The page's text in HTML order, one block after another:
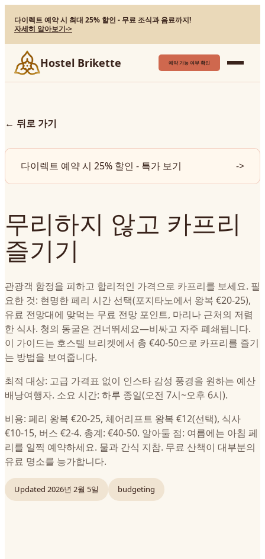
다이렉트 예약 시 최대 25% 할인 - 무료 조식과 음료까지!
자세히 알아보기->
Hostel Brikette 예약 가능 여부 확인
← 뒤로 가기
다이렉트 예약 시 25% 할인 - 특가 보기 ->
무리하지 않고 카프리
즐기기
관광객 함정을 피하고 합리적인 가격으로 카프리를 보세요. 필
요한 것: 현명한 페리 시간 선택(포지타노에서 왕복 €20-25),
유료 전망대에 맞먹는 무료 전망 포인트, 마리나 근처의 저렴
한 식사. 청의 동굴은 건너뛰세요—비싸고 자주 폐쇄됩니다.
이 가이드는 호스텔 브리켓에서 총 €40-50으로 카프리를 즐기
는 방법을 보여줍니다.
최적 대상: 고급 가격표 없이 인스타 감성 풍경을 원하는 예산
배낭여행자. 소요 시간: 하루 종일(오전 7시~오후 6시).
비용: 페리 왕복 €20-25, 체어리프트 왕복 €12(선택), 식사
€10-15, 버스 €2-4. 총계: €40-50. 알아둘 점: 여름에는 아침 페
리를 일찍 예약하세요. 물과 간식 지참. 무료 산책이 대부분의
유료 명소를 능가합니다.
Updated 2026년 2월 5일 budgeting